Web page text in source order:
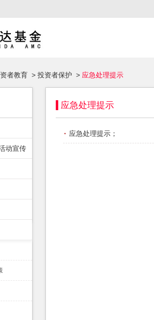
者教育 > 投资者保护 > 应急处理提示
动宣传
应急处理提示
· ；
应急处理提示